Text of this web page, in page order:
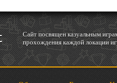
Cайт посвящен казуальным
прохождения каждой локации